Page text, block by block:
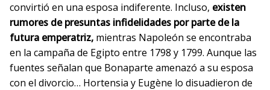
convirtió en una esposa indiferente. Incluso, existen
rumores de presuntas infidelidades por parte de la
futura emperatriz, mientras Napoleón se encontraba
en la campaña de Egipto entre 1798 y 1799. Aunque las
fuentes señalan que Bonaparte amenazó a su esposa
con el divorcio… Hortensia y Eugène lo disuadieron de